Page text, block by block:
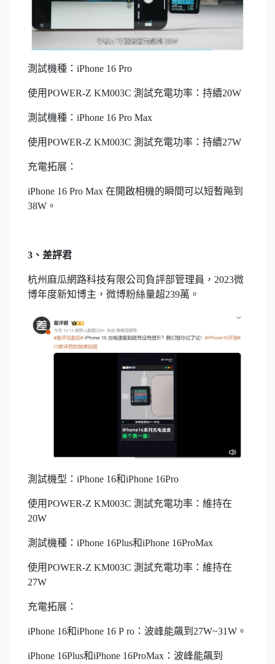
測試機種：iPhone 16 Pro
使用POWER-Z KM003C 測試充電功率：持續20W
測試機種：iPhone 16 Pro Max
使用POWER-Z KM003C 測試充電功率：持續27W
充電拓展：
iPhone 16 Pro Max 在開啟相機的瞬間可以短暫飚到
38W。
3、差評君
杭州麻瓜網路科技有限公司負評部管理員，2023微
博年度新知博主，微博粉絲量超239萬。
測試機型：iPhone 16和iPhone 16Pro
使用POWER-Z KM003C 測試充電功率：維持在
20W
測試機種：iPhone 16Plus和iPhone 16ProMax
使用POWER-Z KM003C 測試充電功率：維持在
27W
充電拓展：
iPhone 16和iPhone 16 P ro：波峰能飆到27W~31W。
iPhone 16Plus和iPhone 16ProMax：波峰能飆到